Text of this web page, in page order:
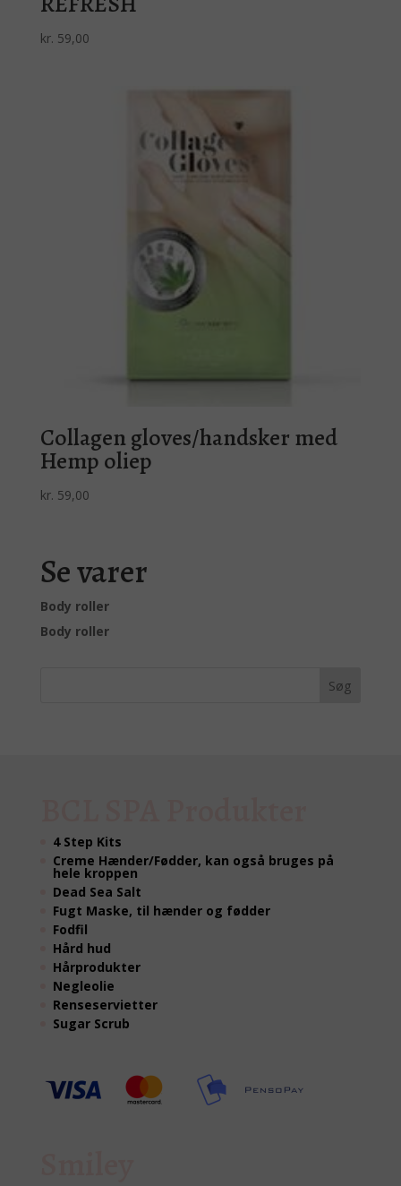
kr. 59,00
Collagen gloves/handsker med
Hemp oliep
kr. 59,00
Se varer
Body roller
Body roller
4 Step Kits
Creme Hænder/Fødder, kan også bruges på
hele kroppen
Dead Sea Salt
Fugt Maske, til hænder og fødder
Fodfil
Hård hud
Hårprodukter
Negleolie
Renseservietter
Sugar Scrub